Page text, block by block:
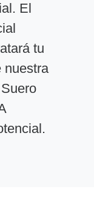
El
tu
nuestra